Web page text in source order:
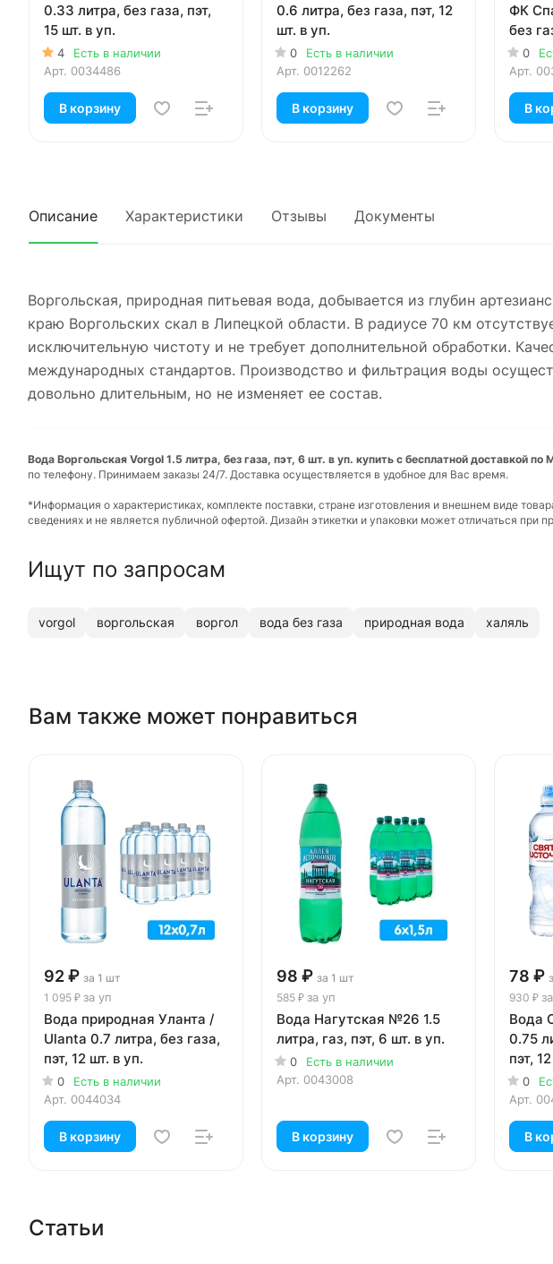
0.33 литра, без газа, пэт,
15 шт. в уп.
4
Есть в наличии
Арт. 0034486
В корзину
0.6 литра, без газа, пэт, 12
шт. в уп.
0
Есть в наличии
Арт. 0012262
В корзину
ФК
без
0
Арт.
В
Описание Характеристики Отзывы Документы
Воргольская, природная питьевая вода, добывается из глубин
краю Воргольских скал в Липецкой области. В радиусе 70 км
исключительную чистоту и не требует дополнительной обработки.
международных стандартов. Производство и фильтрация воды
довольно длительным, но не изменяет ее состав.
Вода Воргольская Vorgol 1.5 литра, без газа, пэт, 6 шт. в уп. купить с бесплатной доставкой по
по телефону. Принимаем заказы 24/7. Доставка осуществляется в удобное для Вас время.
*Информация о характеристиках, комплекте поставки, стране изготовления и внешнем виде
сведениях и не является публичной офертой. Дизайн этикетки и упаковки может отличаться при
Ищут по запросам
vorgol воргольская воргол вода без газа природная вода халяль
Вам также может понравиться
92 ₽ за 1 шт
1 095 ₽ за уп
Вода природная Уланта /
Ulanta 0.7 литра, без газа,
пэт, 12 шт. в уп.
0
Есть в наличии
Арт. 0044034
В корзину
98 ₽ за 1 шт
585 ₽ за уп
Вода Нагутская №26 1.5
литра, газ, пэт, 6 шт. в уп.
0
Есть в наличии
Арт. 0043008
В корзину
78 ₽
930 ₽
Вода
0.75
пэт,
0
Арт.
В
Статьи